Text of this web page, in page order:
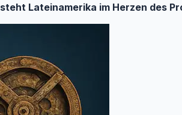
steht Lateinamerika im Herzen des